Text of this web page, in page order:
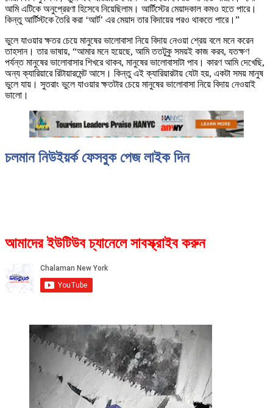
আমি এটিকে অনুপ্রেরণা হিসেবে নিয়েছিলাম। আর্টিস্টের মেয়াদকাল কমও হতে পারে।
কিন্তু আর্টিস্টকে তৈরি করা ‘আর্ট’ এর মেয়াদ তার বিদায়ের পরও থাকতে পারে।”
ভুলে যাওয়ার ক্ষতর চেয়ে মানুষের ভালোবাসা নিয়ে বিদায় নেওয়া শ্রেয় বলে মনে করেন
তাহসান। তার ভাষায়, “আমার মনে হয়েছে, আমি ততটুকু সময়ই কাজ করব, যতক্ষণ
পর্যন্ত মানুষের ভালোবাসার শিখরে থাকব, মানুষের ভালোবাসাটা পাব। কারণ আমি দেখেছি,
অন্য ক্যারিয়ারে রিটায়ারমেন্ট আসে। কিন্তু এই ক্যারিয়ারটায় যেটা হয়, একটা সময় মানুষ
ভুলে যায়। সুতরাং ভুলে যাওয়ার ক্ষতটার চেয়ে মানুষের ভালোবাসা নিয়ে বিদায় নেওয়াই
ভালো।
চলমান নিউইয়র্ক ফেসবুক পেজ লাইক দিন
আমাদের ইউটিউব চ্যানেলে সাবস্ক্রাইব করুন